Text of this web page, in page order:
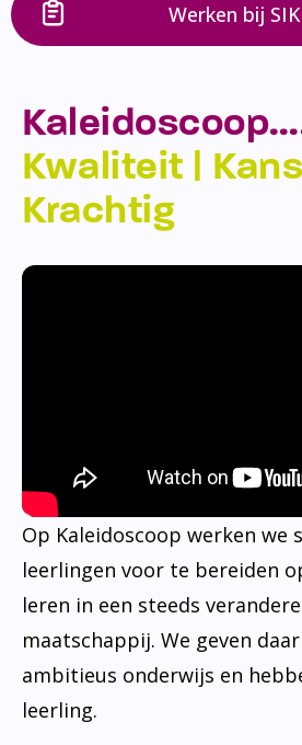
Werken bij
Kwaliteit |
Krachtig
Op Kaleidoscoop werken we
leerlingen voor te bereiden
leren in een steeds
maatschappij. We geven
ambitieus onderwijs en
leerling.